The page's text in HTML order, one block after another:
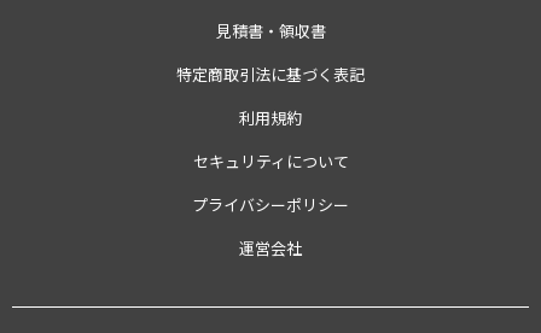
見積書・領収書
特定商取引法に基づく表記
利用規約
セキュリティについて
プライバシーポリシー
運営会社